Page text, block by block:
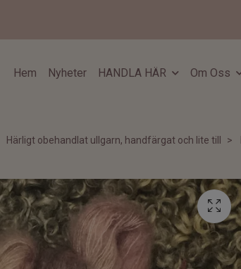
Hem Nyheter HANDLA HÄR Om Oss
Härligt obehandlat ullgarn, handfärgat och lite till